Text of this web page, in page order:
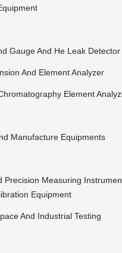
Gauge And He Leak Detector
And Element Analyzer
Element
Manufacture Equipments
Precision Measuring Instrument
Equipment
And Industrial Testing